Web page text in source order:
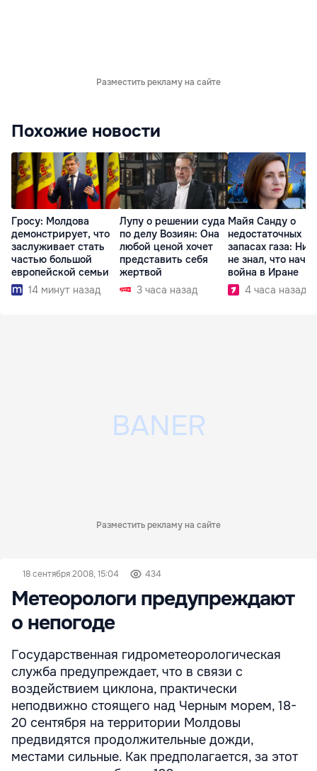
Разместить рекламу на сайте
Похожие новости
Гросу: Молдова
демонстрирует, что
заслуживает стать
частью большой
европейской семьи
14 минут назад
Лупу о решении суда
по делу Возиян: Она
любой ценой хочет
представить себя
жертвой
3 часа назад
Майя Санду о
недостаточных
запасах газа:
не знал, что
война в Иране
4 часа назад
Разместить рекламу на сайте
18 сентября 2008, 15:04 434
Метеорологи предупреждают
о непогоде
Государственная гидрометеорологическая
служба предупреждает, что в связи с
воздействием циклона, практически
неподвижно стоящего над Черным морем, 18-
20 сентября на территории Молдовы
предвидятся продолжительные дожди,
местами сильные. Как предполагается, за этот